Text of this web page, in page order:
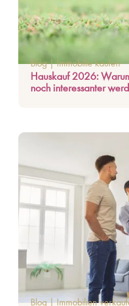
Blog| Immobilie kaufen
Hauskauf 2026:
noch interessanter
Blog| Immobilien